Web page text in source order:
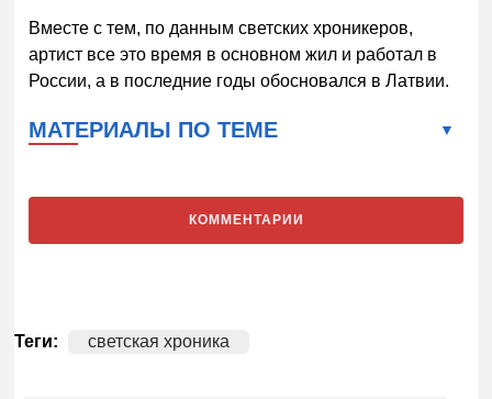
Вместе с тем, по данным светских хроникеров,
артист все это время в основном жил и работал в
России, а в последние годы обосновался в Латвии.
МАТЕРИАЛЫ ПО ТЕМЕ
КОММЕНТАРИИ
Теги: светская хроника